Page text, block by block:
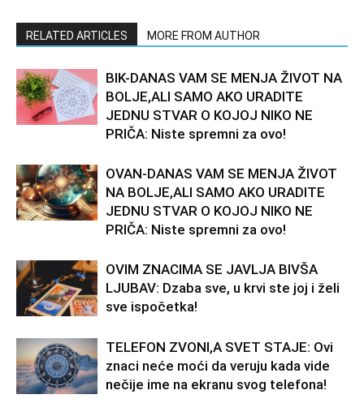
RELATED ARTICLES MORE FROM AUTHOR
BIK-DANAS VAM SE MENJA ŽIVOT NA
BOLJE,ALI SAMO AKO URADITE
JEDNU STVAR O KOJOJ NIKO NE
PRIČA: Niste spremni za ovo!
OVAN-DANAS VAM SE MENJA ŽIVOT
NA BOLJE,ALI SAMO AKO URADITE
JEDNU STVAR O KOJOJ NIKO NE
PRIČA: Niste spremni za ovo!
OVIM ZNACIMA SE JAVLJA BIVŠA
LJUBAV: Dzaba sve, u krvi ste joj i želi
sve ispočetka!
TELEFON ZVONI,A SVET STAJE: Ovi
znaci neće moći da veruju kada vide
nečije ime na ekranu svog telefona!